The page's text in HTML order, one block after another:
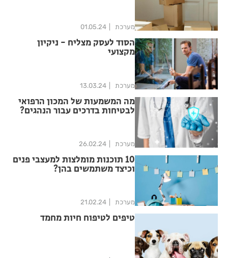
מערכת 01.05.24
הסוד לעסק מצליח - ניקיון
מקצועי
מערכת 13.03.24
מה המשמעות של המכון הרפואי
לבטיחות בדרכים עבור הנהגים?
מערכת 26.02.24
10 תוכנות מומלצות למעצבי פנים
וכיצד משתמשים בהן?
מערכת 21.02.24
טיפים לטיפוח חיות מחמד